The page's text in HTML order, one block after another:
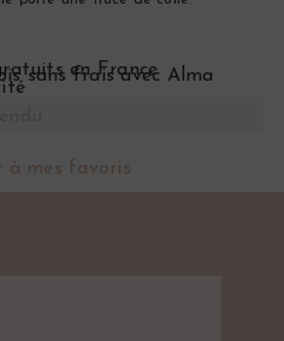
en France
sans frais avec Alma
à mes favoris